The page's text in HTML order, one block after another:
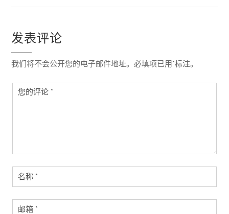
航
发表评论
我们将不会公开您的电子邮件地址。必填项已用*标注。